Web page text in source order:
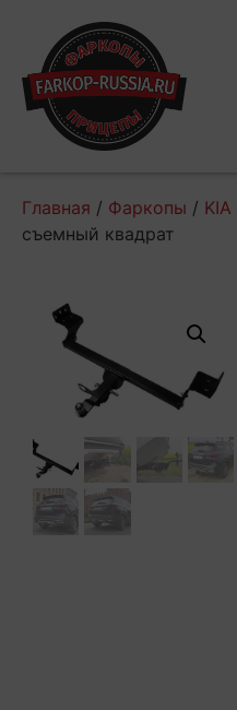
Главная / Фаркопы / KIA
съемный квадрат